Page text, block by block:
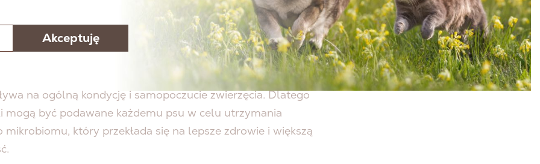
są często nazywane sercem układu immunologicznego. Ich
na ogólną kondycję i samopoczucie zwierzęcia. Dlatego
mogą być podawane każdemu psu w celu utrzymania
mikrobiomu, który przekłada się na lepsze zdrowie i większą
Akceptuję